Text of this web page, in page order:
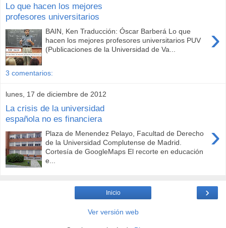
Lo que hacen los mejores
profesores universitarios
›
BAIN, Ken Traducción: Óscar Barberá Lo que
hacen los mejores profesores universitarios PUV
(Publicaciones de la Universidad de Va...
3 comentarios:
lunes, 17 de diciembre de 2012
La crisis de la universidad
española no es financiera
›
Plaza de Menendez Pelayo, Facultad de Derecho
de la Universidad Complutense de Madrid.
Cortesía de GoogleMaps El recorte en educación
e...
›
Inicio
Ver versión web